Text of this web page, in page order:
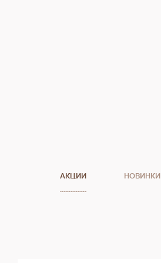
АКЦИИ НОВИНКИ